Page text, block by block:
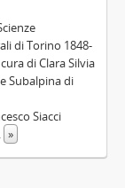
di Torino 1848-
di Clara Silvia
Subalpina di
Siacci
»